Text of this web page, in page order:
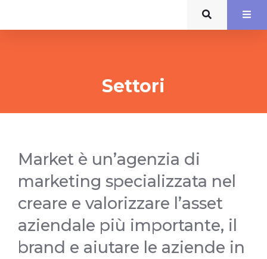
Settori
Market è un’agenzia di
marketing specializzata nel
creare e valorizzare l’asset
aziendale più importante, il
brand e aiutare le aziende in